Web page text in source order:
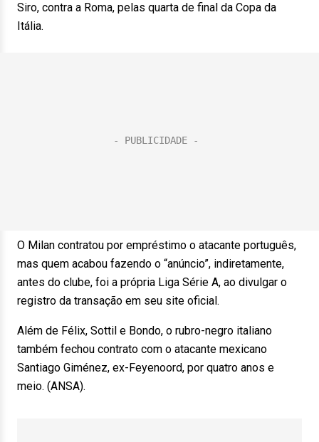
Siro, contra a Roma, pelas quarta de final da Copa da
Itália.
O Milan contratou por empréstimo o atacante português,
mas quem acabou fazendo o “anúncio”, indiretamente,
antes do clube, foi a própria Liga Série A, ao divulgar o
registro da transação em seu site oficial.
Além de Félix, Sottil e Bondo, o rubro-negro italiano
também fechou contrato com o atacante mexicano
Santiago Giménez, ex-Feyenoord, por quatro anos e
meio. (ANSA).